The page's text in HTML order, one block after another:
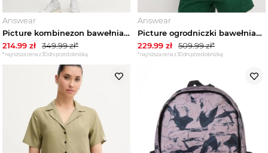
Answear
Picture kombinezon bawełniany Trinket bordowy
214.99 zł 349.99zł*
*najniższa cena z 30 dni przed obniżką
Answear
Picture ogrodniczki bawełniane Baylee zielony
229.99 zł 509.99zł*
*najniższa cena z 30 dni przed obniżką